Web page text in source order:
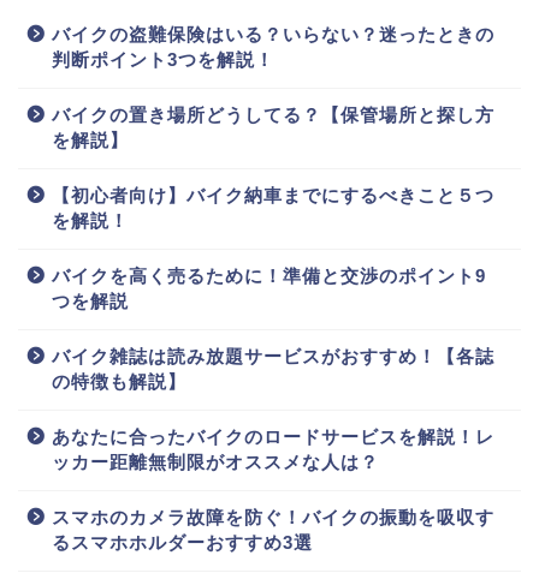
バイクの盗難保険はいる？いらない？迷ったときの
判断ポイント3つを解説！
バイクの置き場所どうしてる？【保管場所と探し方
を解説】
【初心者向け】バイク納車までにするべきこと５つ
を解説！
バイクを高く売るために！準備と交渉のポイント9
つを解説
バイク雑誌は読み放題サービスがおすすめ！【各誌
の特徴も解説】
あなたに合ったバイクのロードサービスを解説！レ
ッカー距離無制限がオススメな人は？
スマホのカメラ故障を防ぐ！バイクの振動を吸収す
るスマホホルダーおすすめ3選